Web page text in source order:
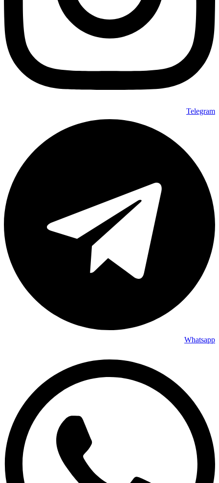
Telegram
Whatsapp